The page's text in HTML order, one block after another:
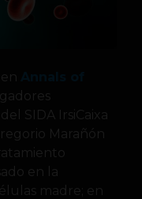
SIDA IrsiCaixa
Marañón
en la
madre; en